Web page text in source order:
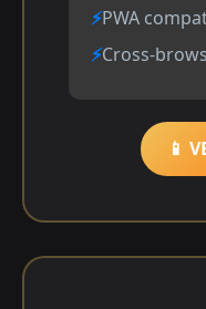
PWA
Cross-
📱